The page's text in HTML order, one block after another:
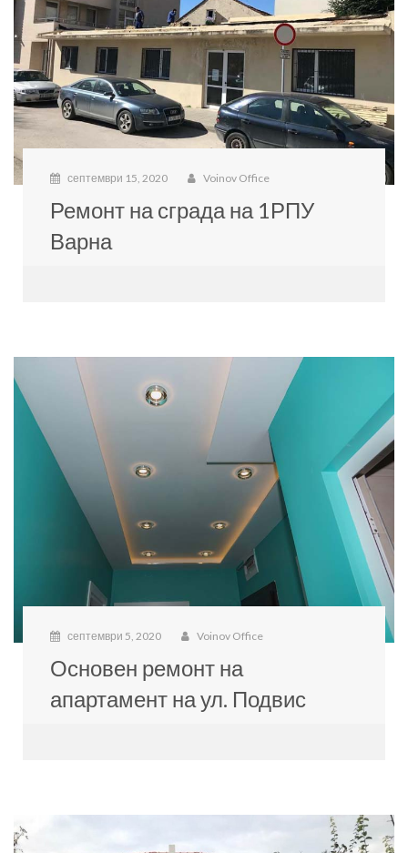
септември 15, 2020 Voinov Office
Ремонт на сграда на 1РПУ
Варна
септември 5, 2020 Voinov Office
Основен ремонт на
апартамент на ул. Подвис